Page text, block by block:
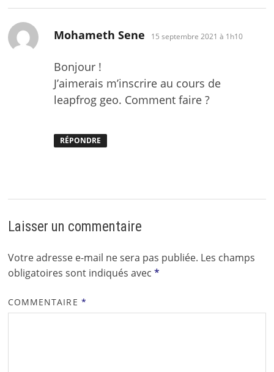
Mohameth Sene dit :
15 septembre 2021 à 1h10
Bonjour !
J’aimerais m’inscrire au cours de
leapfrog geo. Comment faire ?
RÉPONDRE
Laisser un commentaire
Votre adresse e-mail ne sera pas publiée. Les champs
obligatoires sont indiqués avec *
COMMENTAIRE *